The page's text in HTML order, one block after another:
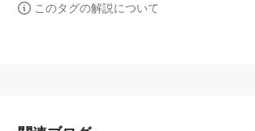
このタグの解説について